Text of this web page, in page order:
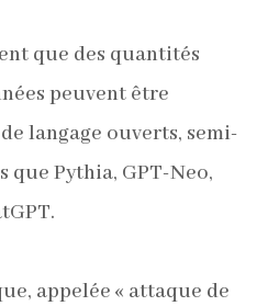
que des quantités
peuvent être
langage ouverts, semi-
que Pythia, GPT-Neo,
appelée « attaque de